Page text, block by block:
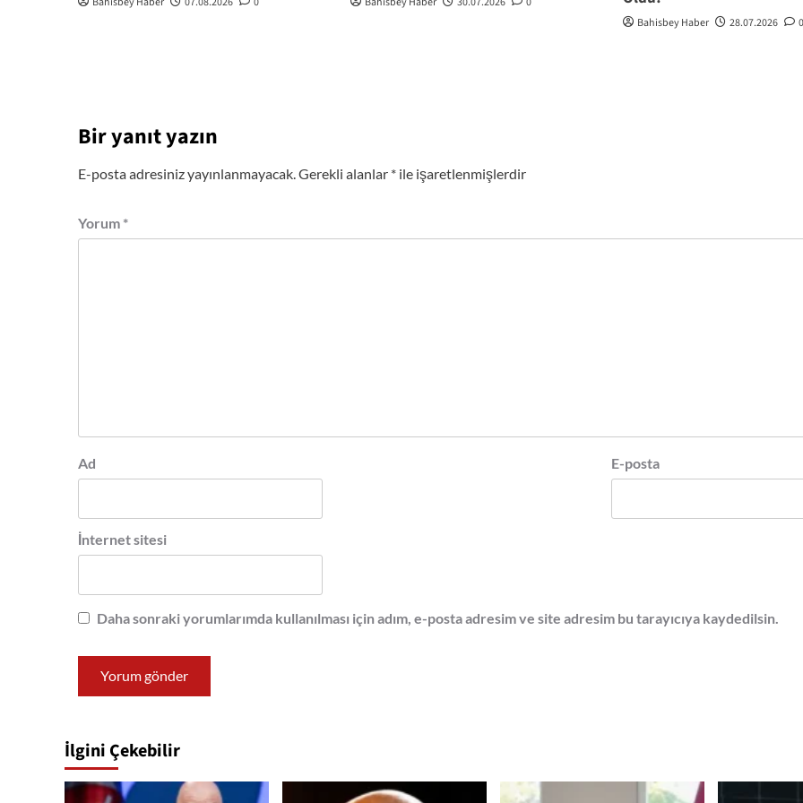
Bahisbey Haber 28.07.2026 0
Bir yanıt yazın
E-posta adresiniz yayınlanmayacak.Gerekli alanlar * ile işaretlenmişlerdir
Yorum *
Ad E-posta
İnternet sitesi
Daha sonraki yorumlarımda kullanılması için adım, e-posta adresim ve site adresim bu tarayıcıya kaydedilsin.
İlgini Çekebilir